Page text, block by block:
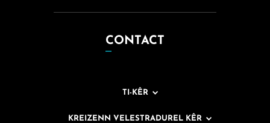
CONTACT
TI-KÊR
KREIZENN VELESTRADUREL KÊR